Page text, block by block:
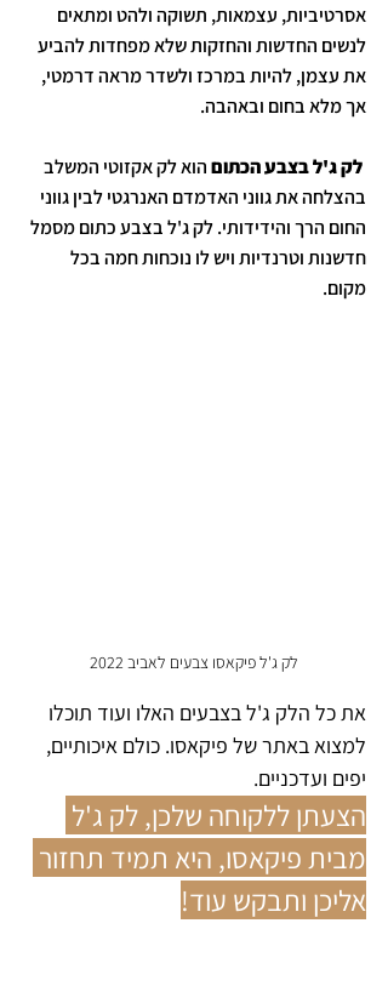
אסרטיביות, עצמאות, תשוקה ולהט ומתאים
לנשים החדשות והחזקות שלא מפחדות להביע
את עצמן, להיות במרכז ולשדר מראה דרמטי,
אך מלא בחום ובאהבה.
לק ג'ל בצבע הכתום הוא לק אקזוטי המשלב
בהצלחה את גווני האדמדם האנרגטי לבין גווני
החום הרך והידידותי. לק ג'ל בצבע כתום מסמל
חדשנות וטרנדיות ויש לו נוכחות חמה בכל
מקום.
לק ג'ל פיקאסו צבעים לאביב 2022
את כל הלק ג'ל בצבעים האלו ועוד תוכלו
למצוא באתר של פיקאסו. כולם איכותיים,
יפים ועדכניים.
הצעתן ללקוחה שלכן, לק ג'ל
מבית פיקאסו, היא תמיד תחזור
אליכן ותבקש עוד!